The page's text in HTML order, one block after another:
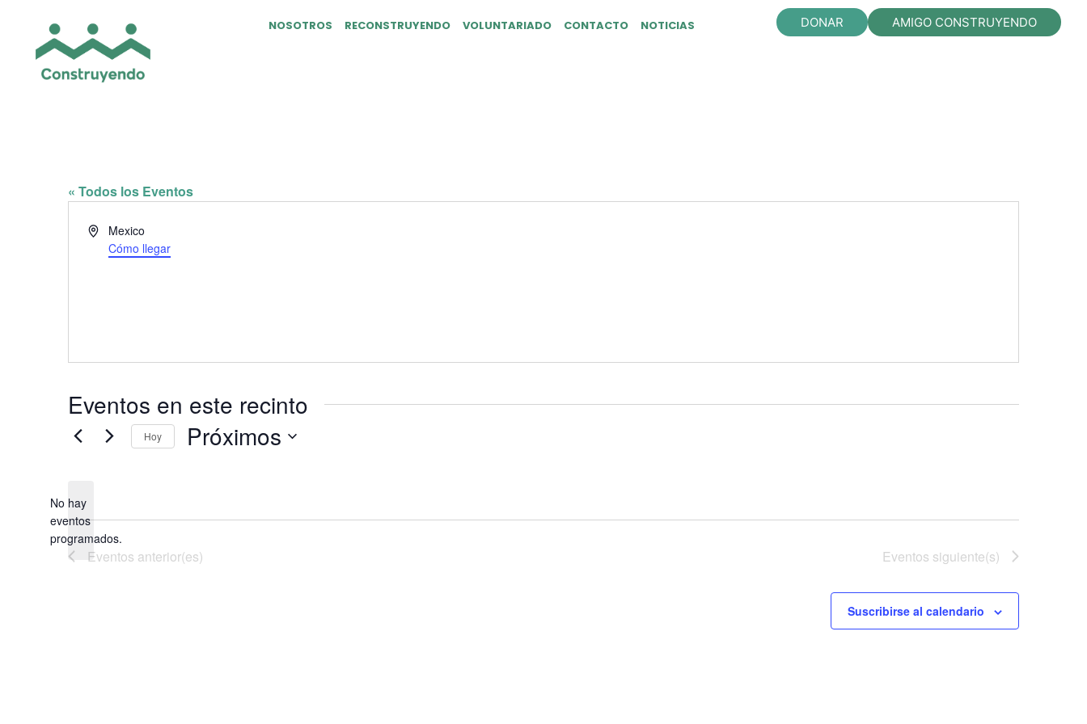
NOSOTROS RECONSTRUYENDO VOLUNTARIADO CONTACTO NOTICIAS DONAR AMIGO CONSTRUYENDO
« Todos los Eventos
Dirección
Mexico
Cómo llegar
Eventos en este recinto
Aviso
No hay
eventos
programados.
Hoy Próximos
Eventos anterior(es) Eventos siguiente(s)
Suscribirse al calendario